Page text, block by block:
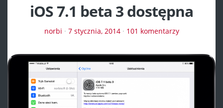
iOS 7.1 beta 3 dostępna
norbi · 7 stycznia, 2014· 101 komentarzy